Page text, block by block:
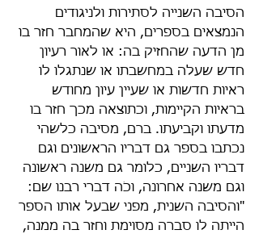
הסיבה השנייה לסתירות ולניגודים
הנמצאים בספרים, היא שהמחבר חזר בו
מן הדעה שהחזיק בה: או לאור רעיון
חדש שעלה במחשבתו או שנתגלו לו
ראיות חדשות או שעיין עיון מחודש
בראיות הקיימות, וכתוצאה מכך חזר בו
מדעתו וקביעתו. ברם, מסיבה כלשהי
נכתבו בספר גם דבריו הראשונים וגם
דבריו השניים, כלומר גם משנה ראשונה
וגם משנה אחרונה, וכֹה דברי רבנו שם:
"והסיבה השנית, מפני שבעל אותו הספר
הייתה לו סברה מסוימת וחזר בה ממנה,